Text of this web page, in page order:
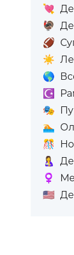
💘
🦃
🏈
☀️
🌎
☪️
🎭
🏊
🎊
🤱
♀️
🇺🇸